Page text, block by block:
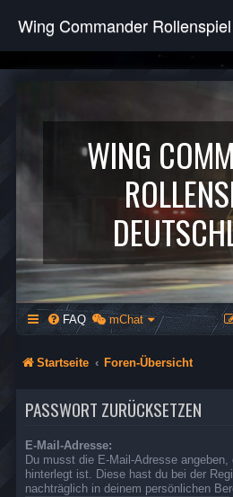
Wing Commander
WING
FAQ mChat
Startseite Foren-Übersicht
PASSWORT ZURÜCKSETZEN
E-Mail-Adresse:
Du musst die E-Mail-Adresse angeben,
hinterlegt ist. Diese hast du bei der
nachträglich in deinem persönlichen